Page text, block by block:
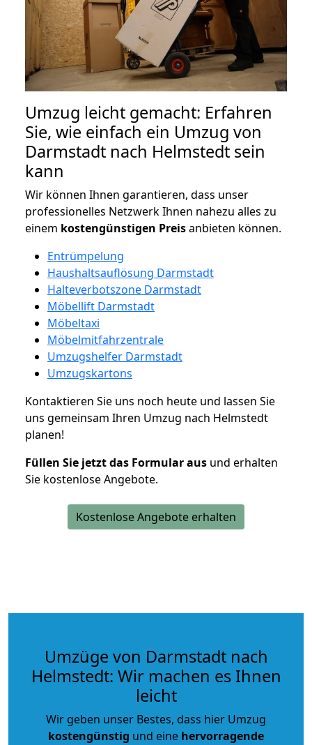
Umzug leicht gemacht: Erfahren
Sie, wie einfach ein Umzug von
Darmstadt nach Helmstedt sein
kann
Wir können Ihnen garantieren, dass unser
professionelles Netzwerk Ihnen nahezu alles zu
einem kostengünstigen Preisanbieten können.
Entrümpelung
Haushaltsauflösung Darmstadt
Halteverbotszone Darmstadt
Möbellift Darmstadt
Möbeltaxi
Möbelmitfahrzentrale
Umzugshelfer Darmstadt
Umzugskartons
Kontaktieren Sie uns noch heute und lassen Sie
uns gemeinsam Ihren Umzug nach Helmstedt
planen!
Füllen Sie jetzt das Formular aus und erhalten
Sie kostenlose Angebote.
Kostenlose Angebote erhalten
Umzüge von Darmstadt nach
Helmstedt: Wir machen es Ihnen
leicht
Wir geben unser Bestes, dass hier Umzug
kostengünstig und eine hervorragende